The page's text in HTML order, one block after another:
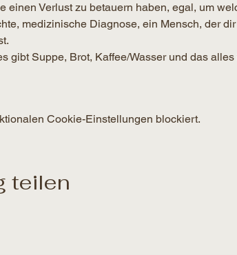
Verlust zu betauern haben, egal, um
medizinische Diagnose, ein Mensch, der
gibt Suppe, Brot, Kaffee/Wasser und das
Cookie-Einstellungen blockiert.
teilen